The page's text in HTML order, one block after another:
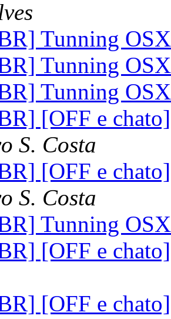
Tunning
Tunning
Tunning
[OFF e
S. Costa
[OFF e
S. Costa
Tunning
[OFF e
[OFF e